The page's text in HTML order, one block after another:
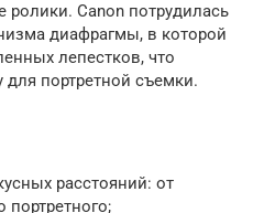
Canon потрудилась
диафрагмы, в которой
лепестков, что
для портретной съемки.
расстояний: от
портретного;